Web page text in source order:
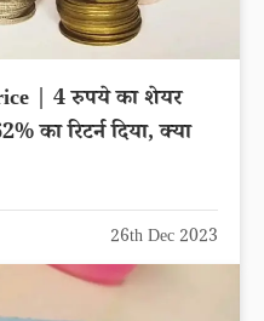
शेयर
का रिटर्न दिया, क्या
26th Dec 2023